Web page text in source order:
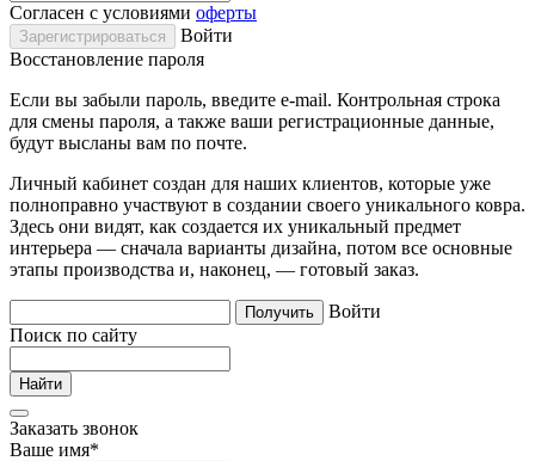
Согласен с условиями оферты
Войти
Восстановление пароля
Если вы забыли пароль, введите e-mail. Контрольная строка
для смены пароля, а также ваши регистрационные данные,
будут высланы вам по почте.
Личный кабинет создан для наших клиентов, которые уже
полноправно участвуют в создании своего уникального ковра.
Здесь они видят, как создается их уникальный предмет
интерьера — сначала варианты дизайна, потом все основные
этапы производства и, наконец, — готовый заказ.
Войти
Поиск по сайту
Заказать звонок
Ваше имя*